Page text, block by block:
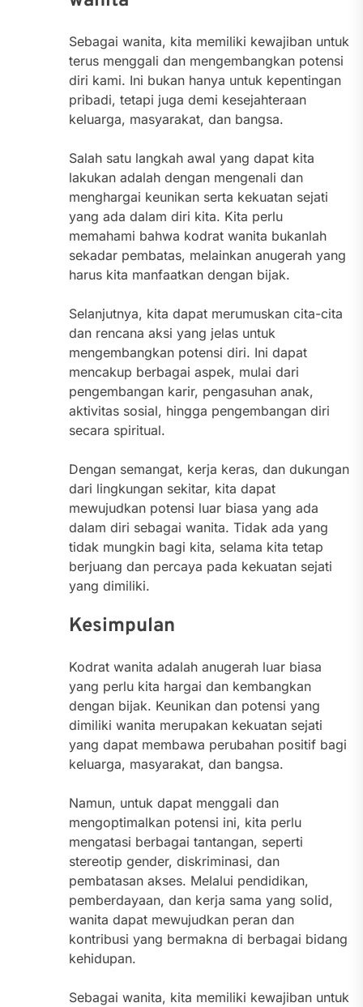
Sebagai wanita, kita memiliki kewajiban untuk
terus menggali dan mengembangkan potensi
diri kami. Ini bukan hanya untuk kepentingan
pribadi, tetapi juga demi kesejahteraan
keluarga, masyarakat, dan bangsa.
Salah satu langkah awal yang dapat kita
lakukan adalah dengan mengenali dan
menghargai keunikan serta kekuatan sejati
yang ada dalam diri kita. Kita perlu
memahami bahwa kodrat wanita bukanlah
sekadar pembatas, melainkan anugerah yang
harus kita manfaatkan dengan bijak.
Selanjutnya, kita dapat merumuskan cita-cita
dan rencana aksi yang jelas untuk
mengembangkan potensi diri. Ini dapat
mencakup berbagai aspek, mulai dari
pengembangan karir, pengasuhan anak,
aktivitas sosial, hingga pengembangan diri
secara spiritual.
Dengan semangat, kerja keras, dan dukungan
dari lingkungan sekitar, kita dapat
mewujudkan potensi luar biasa yang ada
dalam diri sebagai wanita. Tidak ada yang
tidak mungkin bagi kita, selama kita tetap
berjuang dan percaya pada kekuatan sejati
yang dimiliki.
Kesimpulan
Kodrat wanita adalah anugerah luar biasa
yang perlu kita hargai dan kembangkan
dengan bijak. Keunikan dan potensi yang
dimiliki wanita merupakan kekuatan sejati
yang dapat membawa perubahan positif bagi
keluarga, masyarakat, dan bangsa.
Namun, untuk dapat menggali dan
mengoptimalkan potensi ini, kita perlu
mengatasi berbagai tantangan, seperti
stereotip gender, diskriminasi, dan
pembatasan akses. Melalui pendidikan,
pemberdayaan, dan kerja sama yang solid,
wanita dapat mewujudkan peran dan
kontribusi yang bermakna di berbagai bidang
kehidupan.
Sebagai wanita, kita memiliki kewajiban untuk